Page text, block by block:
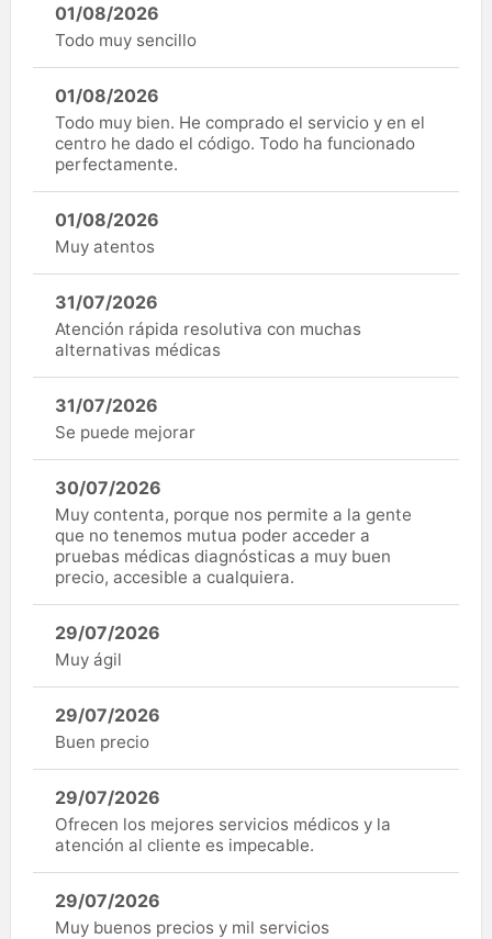
01/08/2026
Todo muy sencillo
01/08/2026
Todo muy bien. He comprado el servicio y en el
centro he dado el código. Todo ha funcionado
perfectamente.
01/08/2026
Muy atentos
31/07/2026
Atención rápida resolutiva con muchas
alternativas médicas
31/07/2026
Se puede mejorar
30/07/2026
Muy contenta, porque nos permite a la gente
que no tenemos mutua poder acceder a
pruebas médicas diagnósticas a muy buen
precio, accesible a cualquiera.
29/07/2026
Muy ágil
29/07/2026
Buen precio
29/07/2026
Ofrecen los mejores servicios médicos y la
atención al cliente es impecable.
29/07/2026
Muy buenos precios y mil servicios